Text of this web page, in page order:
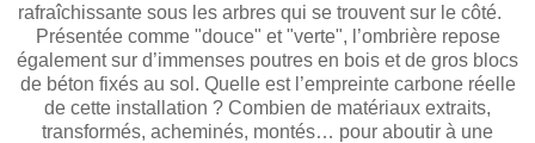
rafraîchissante sous les arbres qui se trouvent sur le côté.
Présentée comme "douce" et "verte", l’ombrière repose
également sur d’immenses poutres en bois et de gros blocs
de béton fixés au sol. Quelle est l’empreinte carbone réelle
de cette installation ? Combien de matériaux extraits,
transformés, acheminés, montés… pour aboutir à une